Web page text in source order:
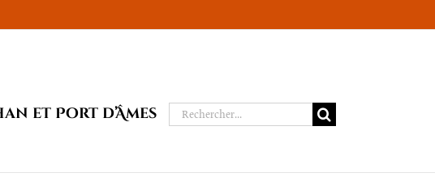
et Port d’Âmes Rechercher: